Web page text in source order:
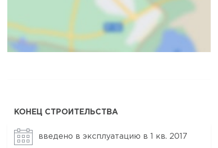
КОНЕЦ СТРОИТЕЛЬСТВА
введено в эксплуатацию в 1 кв. 2017